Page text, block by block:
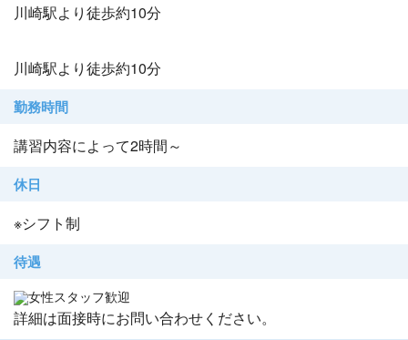
川崎駅より徒歩約10分
川崎駅より徒歩約10分
勤務時間
講習内容によって2時間～
休日
※シフト制
待遇
女性スタッフ歓迎
詳細は面接時にお問い合わせください。